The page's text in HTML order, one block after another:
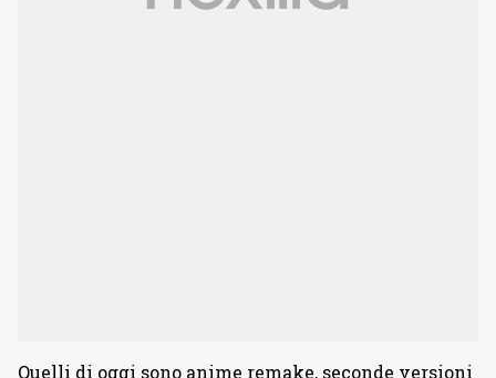
Quelli di oggi sono anime remake, seconde versioni